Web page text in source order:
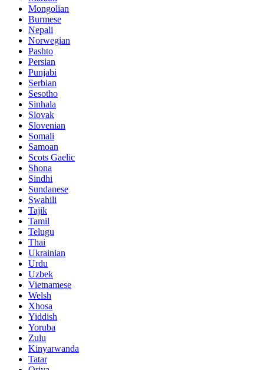
Mongolian
Burmese
Nepali
Norwegian
Pashto
Persian
Punjabi
Serbian
Sesotho
Sinhala
Slovak
Slovenian
Somali
Samoan
Scots Gaelic
Shona
Sindhi
Sundanese
Swahili
Tajik
Tamil
Telugu
Thai
Ukrainian
Urdu
Uzbek
Vietnamese
Welsh
Xhosa
Yiddish
Yoruba
Zulu
Kinyarwanda
Tatar